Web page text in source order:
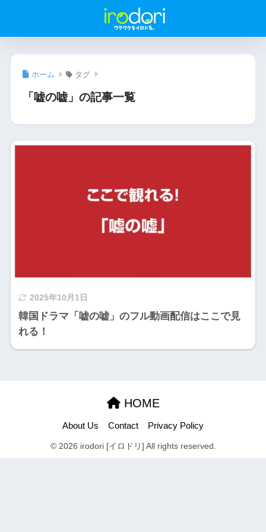
ホーム タグ
「嘘の嘘」の記事一覧
2025年10月1日
韓国ドラマ「嘘の嘘」のフル動画配信はここで見
れる！
HOME
About Us Contact Privacy Policy
© 2026 irodori [イロドリ] All rights reserved.